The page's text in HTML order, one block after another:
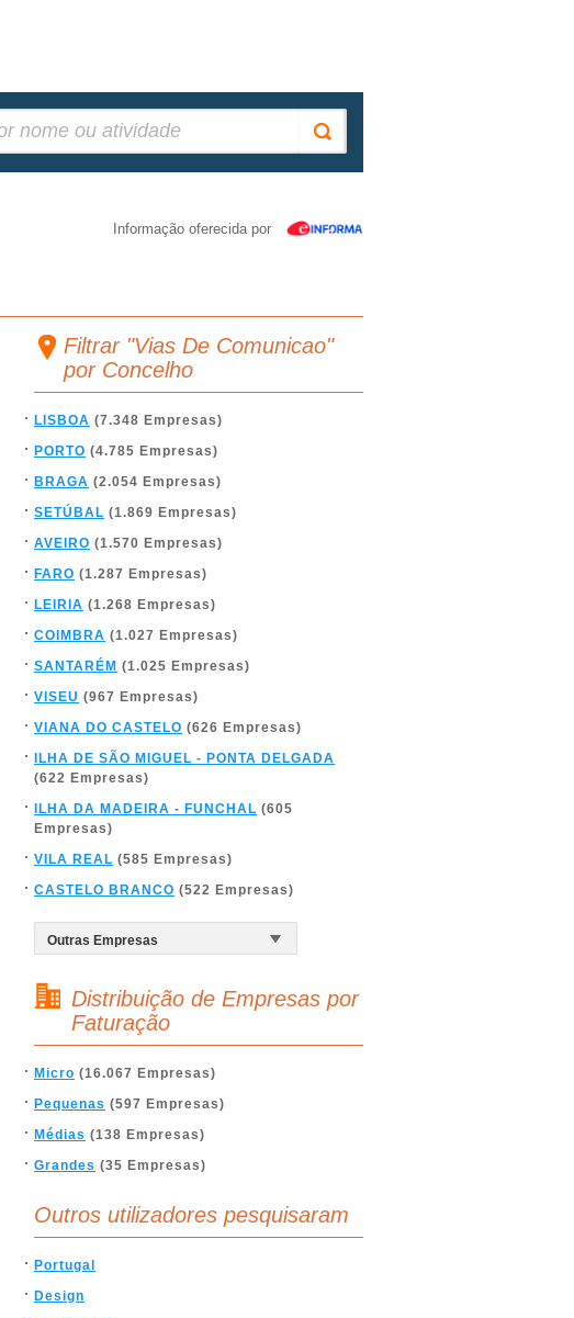
Informação oferecida por
Filtrar "Vias De Comunicao"
por Concelho
LISBOA (7.348 Empresas)
PORTO (4.785 Empresas)
BRAGA (2.054 Empresas)
SETÚBAL (1.869 Empresas)
AVEIRO (1.570 Empresas)
FARO (1.287 Empresas)
LEIRIA (1.268 Empresas)
COIMBRA (1.027 Empresas)
SANTARÉM (1.025 Empresas)
VISEU (967 Empresas)
VIANA DO CASTELO (626 Empresas)
ILHA DE SÃO MIGUEL - PONTA DELGADA
(622 Empresas)
ILHA DA MADEIRA - FUNCHAL (605
Empresas)
VILA REAL (585 Empresas)
CASTELO BRANCO (522 Empresas)
Distribuição de Empresas por
Faturação
Micro (16.067 Empresas)
Pequenas (597 Empresas)
Médias (138 Empresas)
Grandes (35 Empresas)
Outros utilizadores pesquisaram
Portugal
Design